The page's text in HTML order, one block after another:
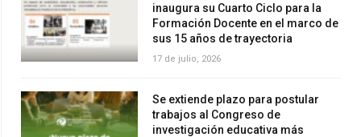
inaugura su Cuarto Ciclo para la
Formación Docente en el marco de
sus 15 años de trayectoria
17 de julio, 2026
Se extiende plazo para postular
trabajos al Congreso de
investigación educativa más